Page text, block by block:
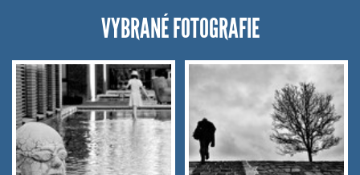
VYBRANÉ FOTOGRAFIE